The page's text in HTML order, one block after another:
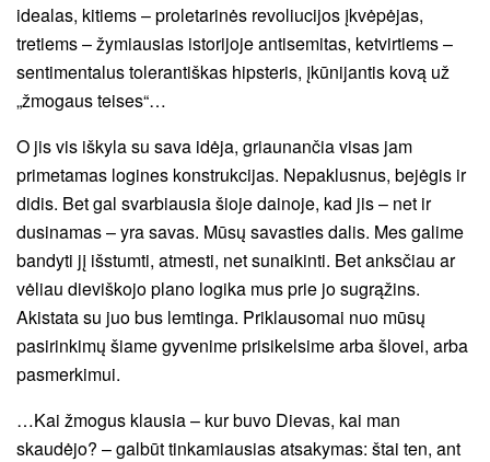
idealas, kitiems – proletarinės revoliucijos įkvėpėjas,
tretiems – žymiausias istorijoje antisemitas, ketvirtiems –
sentimentalus tolerantiškas hipsteris, įkūnijantis kovą už
„žmogaus teises“…
O jis vis iškyla su sava idėja, griaunančia visas jam
primetamas logines konstrukcijas. Nepaklusnus, bejėgis ir
didis. Bet gal svarbiausia šioje dainoje, kad jis – net ir
dusinamas – yra savas. Mūsų savasties dalis. Mes galime
bandyti jį išstumti, atmesti, net sunaikinti. Bet anksčiau ar
vėliau dieviškojo plano logika mus prie jo sugrąžins.
Akistata su juo bus lemtinga. Priklausomai nuo mūsų
pasirinkimų šiame gyvenime prisikelsime arba šlovei, arba
pasmerkimui.
…Kai žmogus klausia – kur buvo Dievas, kai man
skaudėjo? – galbūt tinkamiausias atsakymas: štai ten, ant